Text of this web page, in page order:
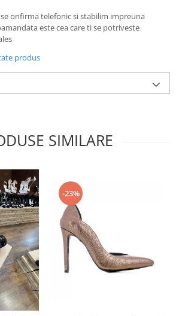
onfirma telefonic si stabilim impreuna
este cea care ti se potriveste
produs
SIMILARE
-23%